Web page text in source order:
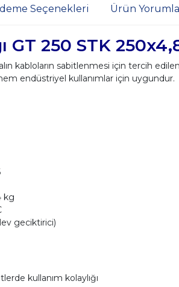
Seçenekleri Ürün
GT 250 STK
kabloların sabitlenmesi için tercih
endüstriyel kullanımlar için uygundur.
kg
geciktirici)
kullanım kolaylığı